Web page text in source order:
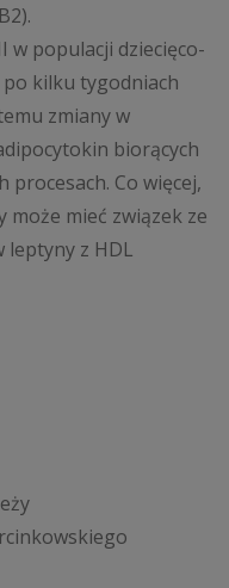
w populacji dziecięco-
po kilku tygodniach
zmiany w
biorących
procesach. Co więcej,
mieć związek ze
leptyny z HDL